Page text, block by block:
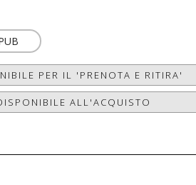
PER IL 'PRENOTA E RITIRA'
ALL'ACQUISTO